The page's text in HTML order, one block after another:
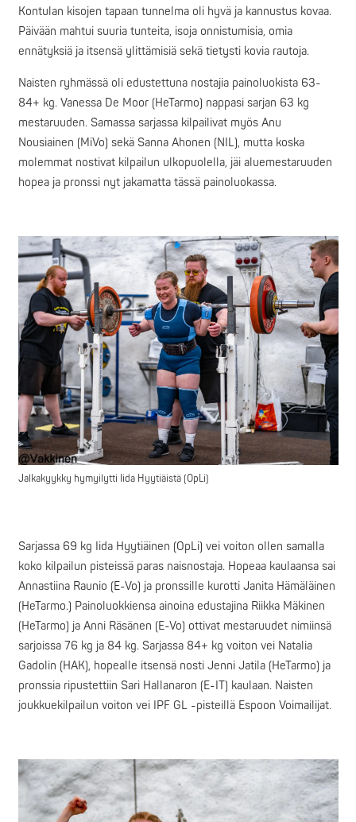
Kontulan kisojen tapaan tunnelma oli hyvä ja kannustus kovaa.
Päivään mahtui suuria tunteita, isoja onnistumisia, omia
ennätyksiä ja itsensä ylittämisiä sekä tietysti kovia rautoja.
Naisten ryhmässä oli edustettuna nostajia painoluokista 63-
84+ kg. Vanessa De Moor (HeTarmo) nappasi sarjan 63 kg
mestaruuden. Samassa sarjassa kilpailivat myös Anu
Nousiainen (MiVo) sekä Sanna Ahonen (NIL), mutta koska
molemmat nostivat kilpailun ulkopuolella, jäi aluemestaruuden
hopea ja pronssi nyt jakamatta tässä painoluokassa.
Jalkakyykky hymyilytti Iida Hyytiäistä (OpLi)
Sarjassa 69 kg Iida Hyytiäinen (OpLi) vei voiton ollen samalla
koko kilpailun pisteissä paras naisnostaja. Hopeaa kaulaansa sai
Annastiina Raunio (E-Vo) ja pronssille kurotti Janita Hämäläinen
(HeTarmo.) Painoluokkiensa ainoina edustajina Riikka Mäkinen
(HeTarmo) ja Anni Räsänen (E-Vo) ottivat mestaruudet nimiinsä
sarjoissa 76 kg ja 84 kg. Sarjassa 84+ kg voiton vei Natalia
Gadolin (HAK), hopealle itsensä nosti Jenni Jatila (HeTarmo) ja
pronssia ripustettiin Sari Hallanaron (E-IT) kaulaan. Naisten
joukkuekilpailun voiton vei IPF GL -pisteillä Espoon Voimailijat.